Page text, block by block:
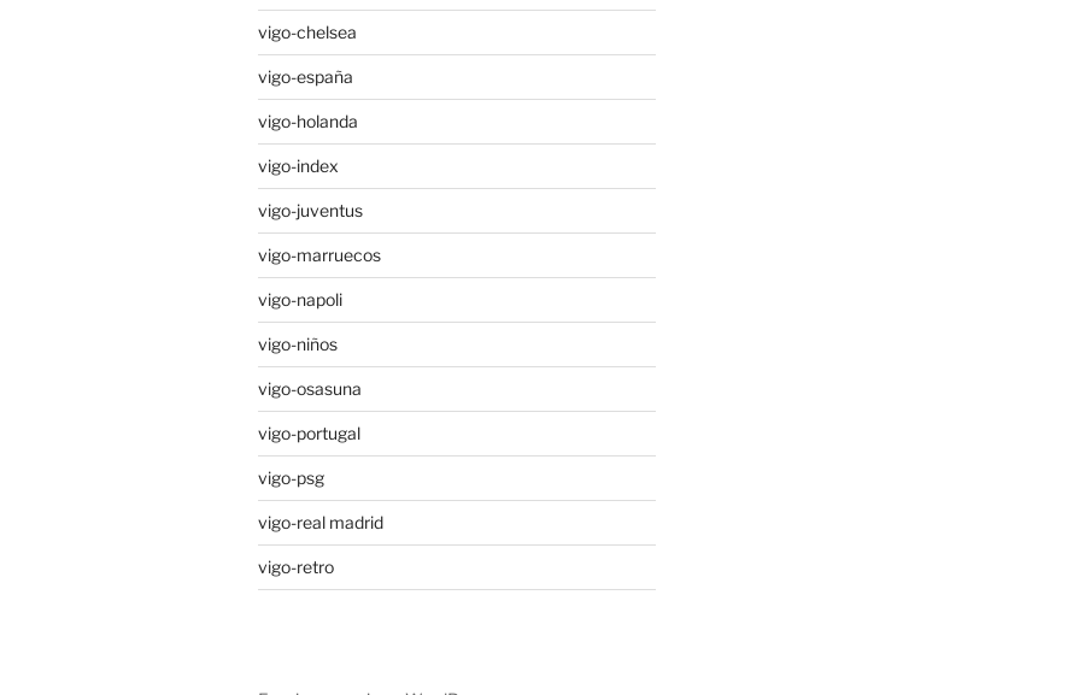
vigo-chelsea
vigo-españa
vigo-holanda
vigo-index
vigo-juventus
vigo-marruecos
vigo-napoli
vigo-niños
vigo-osasuna
vigo-portugal
vigo-psg
vigo-real madrid
vigo-retro